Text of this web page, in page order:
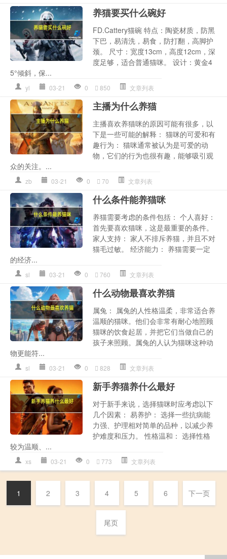
养猫要买什么碗好
FD.Cattery猫碗 特点：陶瓷材质，防黑
下巴，易清洗，易食，防打翻，高脚护
颈。 尺寸：宽度13cm，高度12cm，深
度足够，适合普通猫咪。 设计：黄金4
5°倾斜，保...
yl 03-21 0 850 文章列表
主播为什么养猫
主播喜欢养猫咪的原因可能有很多，以
下是一些可能的解释： 猫咪的可爱和有
趣行为： 猫咪通常被认为是可爱的动
物，它们的行为也很有趣，能够吸引观
众的关注。...
zb 03-21 0 70 文章列表
什么条件能养猫咪
养猫需要考虑的条件包括： 个人喜好：
首先要喜欢猫咪，这是最重要的条件。
家人支持： 家人不排斥养猫，并且不对
猫毛过敏。 经济能力： 养猫需要一定
的经济...
sl 03-21 0 760 文章列表
什么动物最喜欢养猫
属兔： 属兔的人性格温柔，非常适合养
温顺的猫咪。他们会非常有耐心地照顾
猫咪的饮食起居，并把它们当做自己的
孩子来照顾。属兔的人认为猫咪这种动
物更能符...
sl 03-21 0 828 文章列表
新手养猫养什么最好
对于新手来说，选择猫咪时应考虑以下
几个因素： 易养护： 选择一些抗病能
力强、护理相对简单的品种，以减少养
护难度和压力。 性格温和： 选择性格
较为温顺、...
xs 03-21 0 773 文章列表
1 2 3 4 5 6 下一页
尾页